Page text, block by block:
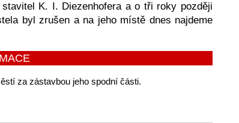
K. I. Diezenhofera a o tři roky později
byl zrušen a na jeho místě dnes najdeme
za zástavbou jeho spodní části.